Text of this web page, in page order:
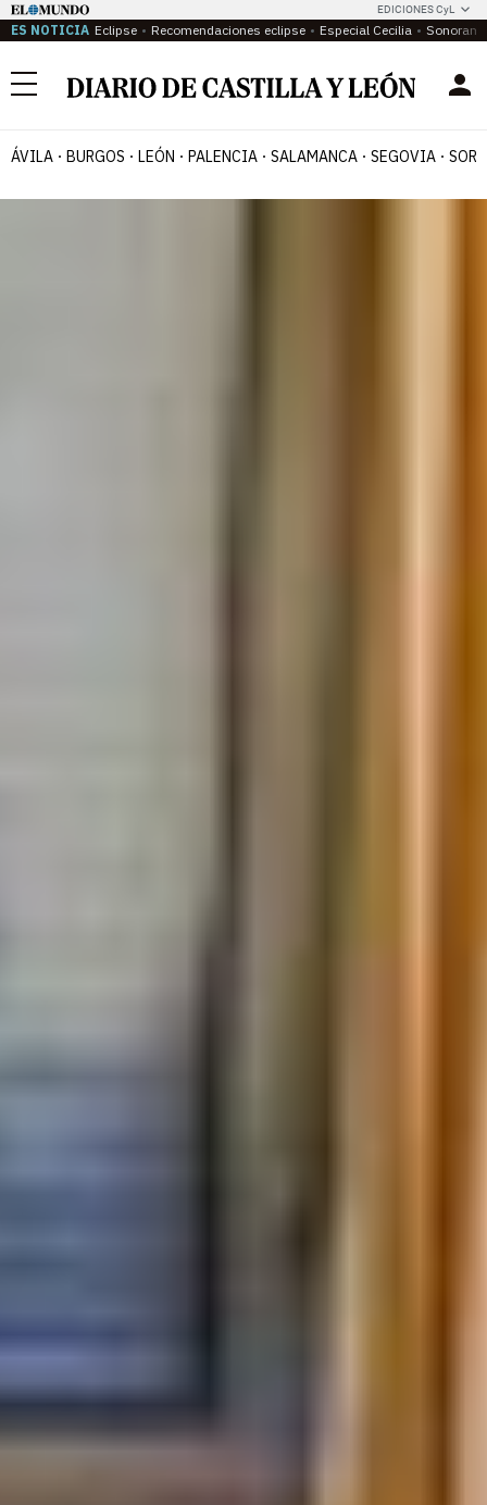
EDICIONES CyL
ES NOTICIA Eclipse Recomendaciones eclipse Especial Cecilia
Menú
ÁVILA BURGOS LEÓN PALENCIA SALAMANCA SEGOVIA